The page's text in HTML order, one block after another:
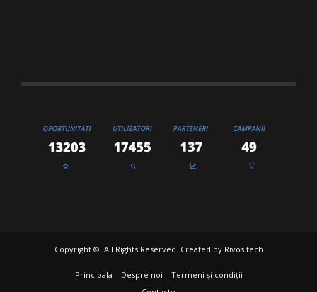
Copyright ©. All Rights Reserved. Created by Rivos.tech
Principala Despre noi
Termeni și condiții